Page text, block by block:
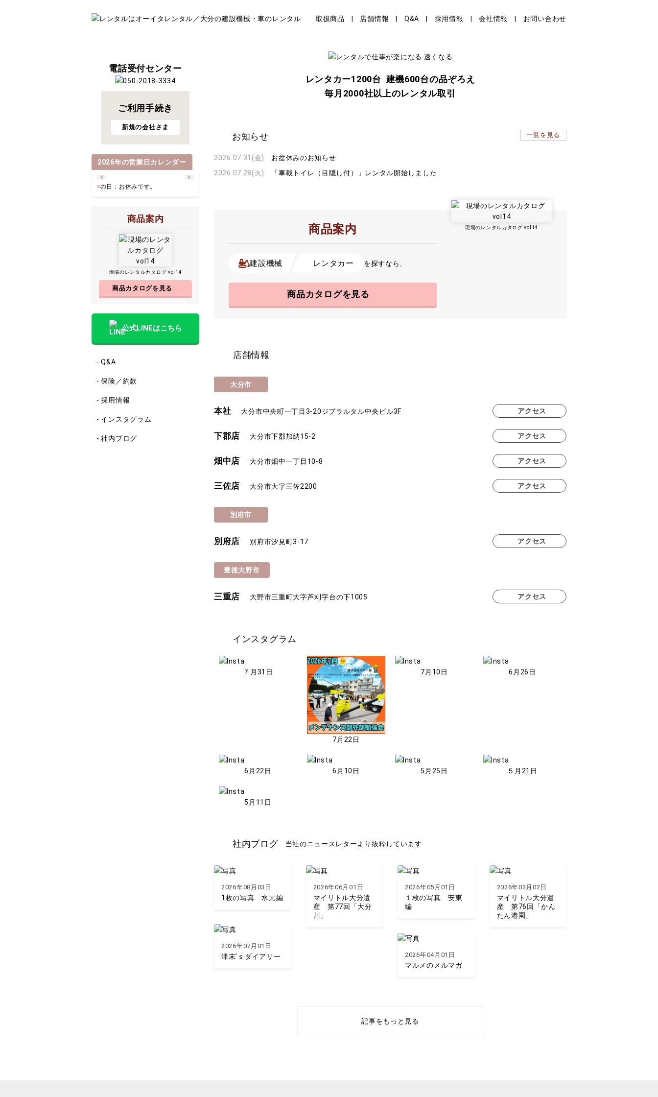
取扱商品 店舗情報 Q&A 採用情報 会社情報 お問い合わせ
レンタカー1200台 建機600台の品ぞろえ
毎月2000社以上のレンタル取引
お知らせ
2026.07.31 (金)
お盆休みのお知らせ
2026.07.28(火) 「車載トイレ（目隠し付）」レンタル開始しました
一覧を見る
商品案内
建設機械 レンタカー を探すなら、
商品カタログを見る
現場のレンタルカタログ vol14
店舗情報
大分市
本社 大分市中央町一丁目3-20ジブラルタル中央ビル3F アクセス
下郡店 大分市下郡加納15-2 アクセス
畑中店 大分市畑中一丁目10-8 アクセス
三佐店 大分市大字三佐2200 アクセス
別府市
別府店 別府市汐見町3-17 アクセス
豊後大野市
三重店 大野市三重町大字芦刈字台の下1005 アクセス
インスタグラム
７月31日
7月22日
7月10日 6月26日
6月22日 6月10日 5月25日 ５月21日
5月11日
社内ブログ 当社のニュースレターより抜粋しています
2026年08月03日
1枚の写真 水元編
2026年07月01日
津末’ｓダイアリー
2026年06月01日
マイリトル大分遺
産 第77回「大分
川」
2026年05月01日
１枚の写真 安東
編
2026年04月01日
マルメのメルマガ
2026年03月02日
マイリトル大分遺
産 第76回「かん
たん港園」
記事をもっと見る
電話受付センター
ご利用手続き
新規の会社さま
2026年の営業日カレンダー
■の日：お休みです。
商品案内
現場のレンタルカタログ vol14
商品カタログを見る
公式LINEはこちら
- Q&A
- 保険／約款
- 採用情報
- インスタグラム
- 社内ブログ